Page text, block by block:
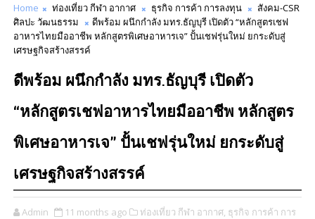
Home ท่องเที่ยว กีฬา อากาศ ธุรกิจ การค้า การลงทุน
สังคม-CSR
ศิลปะ วัฒนธรรม
ดีพร้อม ผนึกกำลัง มทร.ธัญบุรี เปิดตัว “หลักสูตรเชฟ
อาหารไทยมืออาชีพ หลักสูตรพิเศษอาหารเจ” ปั้นเชฟรุ่นใหม่ ยกระดับสู่
เศรษฐกิจสร้างสรรค์
ดีพร้อม ผนึกกำลัง มทร.ธัญบุรี เปิดตัว
“หลักสูตรเชฟอาหารไทยมืออาชีพ หลักสูตร
พิเศษอาหารเจ” ปั้นเชฟรุ่นใหม่ ยกระดับสู่
เศรษฐกิจสร้างสรรค์
Admin 11 months ago ท่องเที่ยว กีฬา อากาศ, ธุรกิจ การค้า การ